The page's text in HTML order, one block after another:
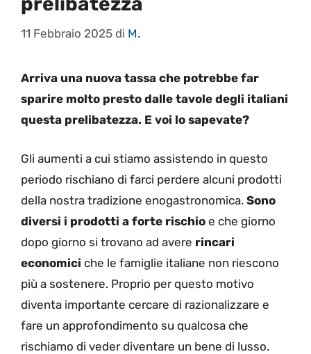
11 Febbraio 2025 di M.
Arriva una nuova tassa che potrebbe far
sparire molto presto dalle tavole degli italiani
questa prelibatezza. E voi lo sapevate?
Gli aumenti a cui stiamo assistendo in questo
periodo rischiano di farci perdere alcuni prodotti
della nostra tradizione enogastronomica. Sono
diversi i prodotti a forte rischio e che giorno
dopo giorno si trovano ad avere rincari
economici che le famiglie italiane non riescono
più a sostenere. Proprio per questo motivo
diventa importante cercare di razionalizzare e
fare un approfondimento su qualcosa che
rischiamo di veder diventare un bene di lusso.